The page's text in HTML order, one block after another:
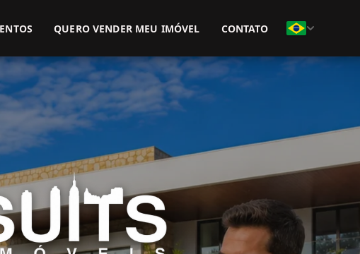
3416-9899 (51) 99914-3000
QUERO VENDER MEU IMÓVEL CONTATO